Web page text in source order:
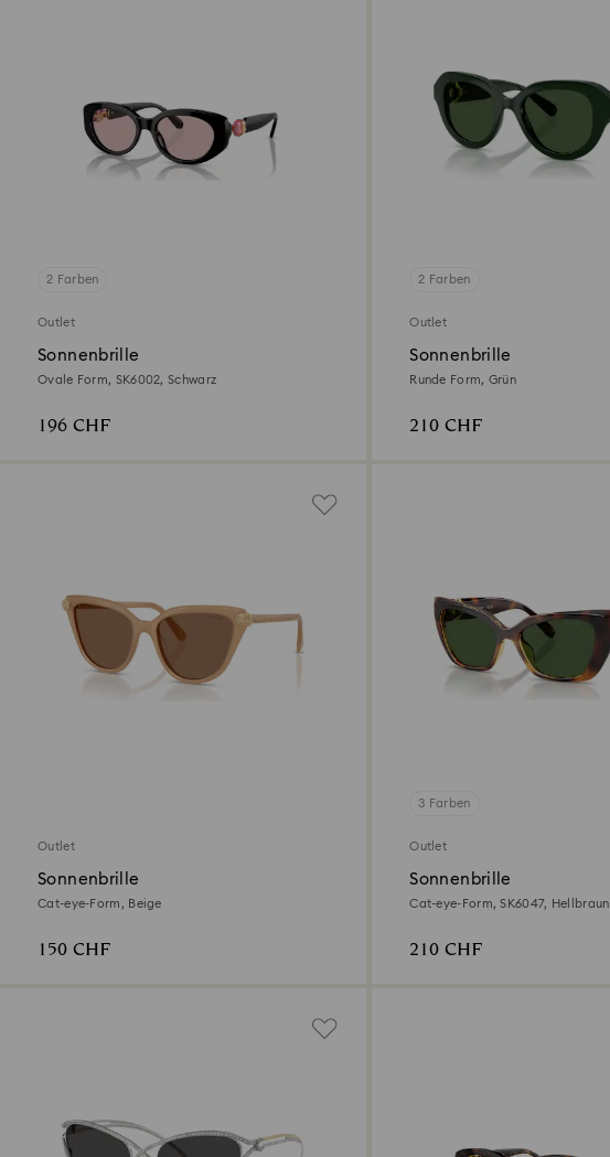
2 Farben
Outlet
Sonnenbrille
Ovale Form, SK6002, Schwarz
196 CHF
2 Farben
Outlet
Sonnenbrille
Runde Form, Grün
210 CHF
Outlet
Sonnenbrille
Cat-eye-Form, Beige
150 CHF
3 Farben
Outlet
Sonnenbrille
Cat-eye-Form, SK6047, Hellbraun
210 CHF